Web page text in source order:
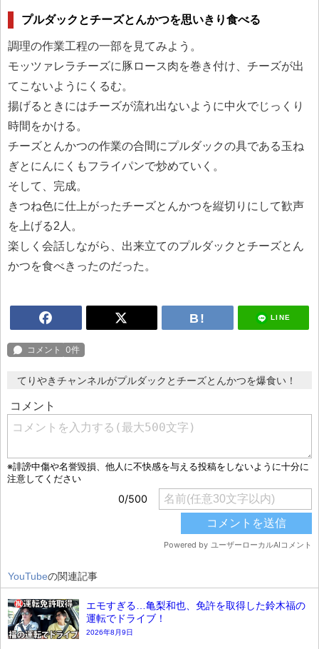
プルダックとチーズとんかつを思いきり食べる
調理の作業工程の一部を見てみよう。
モッツァレラチーズに豚ロース肉を巻き付け、チーズが出
てこないようにくるむ。
揚げるときにはチーズが流れ出ないように中火でじっくり
時間をかける。
チーズとんかつの作業の合間にプルダックの具である玉ね
ぎとにんにくもフライパンで炒めていく。
そして、完成。
きつね色に仕上がったチーズとんかつを縦切りにして歓声
を上げる2人。
楽しく会話しながら、出来立てのプルダックとチーズとん
かつを食べきったのだった。
LINE
てりやきチャンネルがプルダックとチーズとんかつを爆食い！
YouTubeの関連記事
エモすぎる…亀梨和也、免許を取得した鈴木福の
運転でドライブ！
2026年8月9日